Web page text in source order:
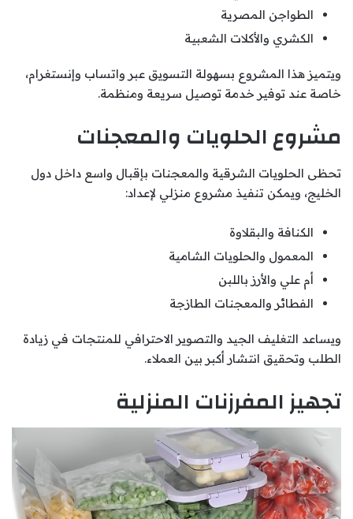
الطواجن المصرية
الكشري والأكلات الشعبية
ويتميز هذا المشروع بسهولة التسويق عبر واتساب وإنستغرام،
خاصة عند توفير خدمة توصيل سريعة ومنظمة.
مشروع الحلويات والمعجنات
تحظى الحلويات الشرقية والمعجنات بإقبال واسع داخل دول
الخليج، ويمكن تنفيذ مشروع منزلي لإعداد:
الكنافة والبقلاوة
المعمول والحلويات الشامية
أم علي والأرز باللبن
الفطائر والمعجنات الطازجة
ويساعد التغليف الجيد والتصوير الاحترافي للمنتجات في زيادة
الطلب وتحقيق انتشار أكبر بين العملاء.
تجهيز المفرزنات المنزلية